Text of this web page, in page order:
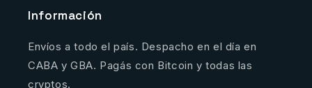
Información
Envíos a todo el país. Despacho en el día en
CABA y GBA. Pagás con Bitcoin y todas las
cryptos.